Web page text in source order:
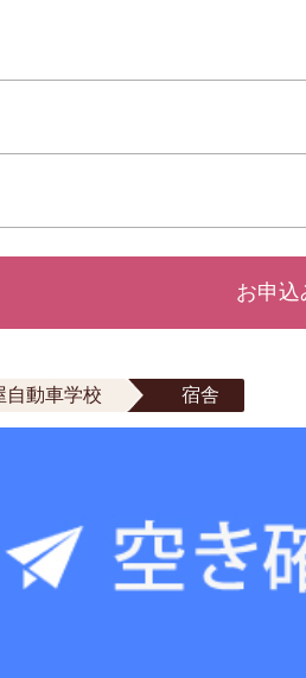
自動車学校 宿舎
お申